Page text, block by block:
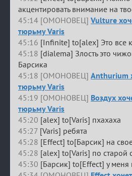
акцентировать внимание на
45:14 [ОМОНОВЕЦ] Vulture
тюрьму Varis
45:16 [Infinite] to[alex] Это все
45:18 [dialema] Злость это
Барсика
45:18 [ОМОНОВЕЦ] Anthurium
тюрьму Varis
45:19 [ОМОНОВЕЦ] Воздух
тюрьму Varis
45:20 [alex] to[Varis] пхахаха
45:27 [Varis] ребята
45:28 [Effect] to[Барсик] на
45:28 [alex] to[Varis] по старой
45:30 [Барсик] to[Effect] у меня